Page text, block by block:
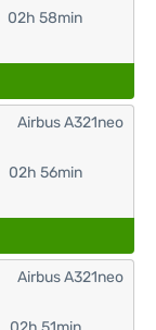
02h 58min
02h 56min
Airbus A321neo
Airbus A321neo